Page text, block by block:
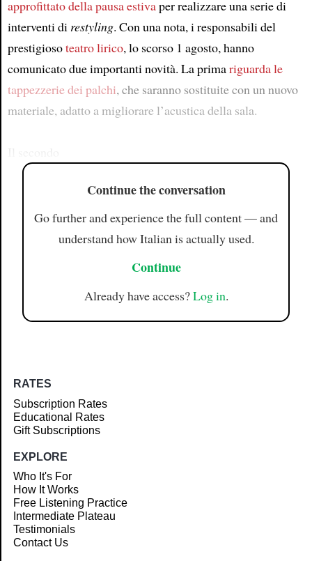
approfittato della pausa estivaper realizzare una serie di
interventi di restyling. Con una nota, i responsabili del
prestigiosoteatro lirico, lo scorso 1 agosto, hanno
comunicato due importanti novità. La primariguardale
tappezzerie dei palchi, che saranno sostituite con un nuovo
materiale, adatto a migliorare l’acustica della sala.
Continue the conversation
Go further and experience the full content — and
understand how Italian is actually used.
Continue
Already have access?Log in.
RATES
Subscription Rates
Educational Rates
Gift Subscriptions
EXPLORE
Who It's For
How It Works
Free Listening Practice
Intermediate Plateau
Testimonials
Contact Us